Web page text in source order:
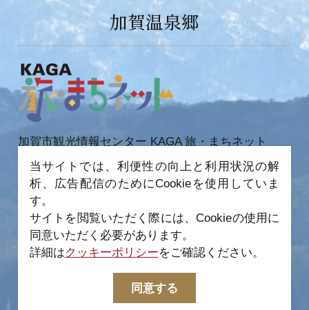
加賀温泉郷
加賀市観光情報センター KAGA 旅・まちネット
〒922-0423
石川県加賀市作見町ヲ6-2 JR 加賀温泉駅内
TEL 0761-72-6678
© 2022-2026 加賀市観光情報センター All Rights
Reserved.
当サイトでは、利便性の向上と利用状況の解
析、広告配信のためにCookieを使用していま
す。
サイトを閲覧いただく際には、Cookieの使用に
同意いただく必要があります。
詳細はクッキーポリシーをご確認ください。
同意する